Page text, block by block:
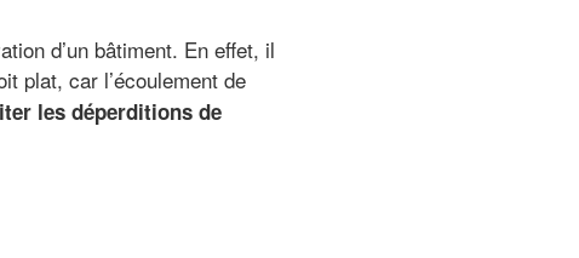
d’un bâtiment. En effet, il
plat, car l’écoulement de
les déperditions de